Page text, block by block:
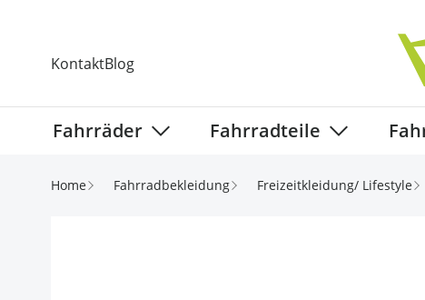
KontaktBlog
Fahrräder Fahrradteile
Home Fahrradbekleidung Freizeitkleidung/ Lifestyle